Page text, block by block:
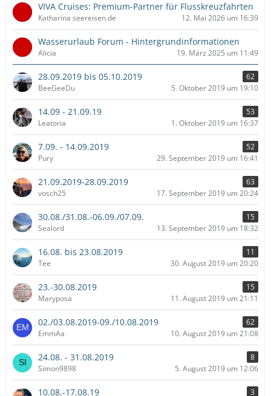
VIVA Cruises: Premium-Partner für Flusskreuzfahrten
Katharina seereisen.de 12. Mai 2026 um 16:39
Wasserurlaub Forum - Hintergrundinformationen
Alicia 19. März 2025 um 11:49
28.09.2019 bis 05.10.2019
62
BeeGeeDu
5. Oktober 2019 um 19:10
14.09 - 21.09.19
53
Leatoria
1. Oktober 2019 um 16:37
7.09. - 14.09.2019
52
Pury
29. September 2019 um 16:41
21.09.2019-28.09.2019
63
vosch25
17. September 2019 um 20:24
30.08./31.08.-06.09./07.09.
15
Sealord
13. September 2019 um 18:32
16.08. bis 23.08.2019
11
Tee
30. August 2019 um 20:20
23.-30.08.2019
15
Maryposa
11. August 2019 um 21:11
02./03.08.2019-09./10.08.2019
62
EmmAa
10. August 2019 um 21:08
24.08. - 31.08.2019
8
Simon9898
5. August 2019 um 12:06
10.08.-17.08.19 3